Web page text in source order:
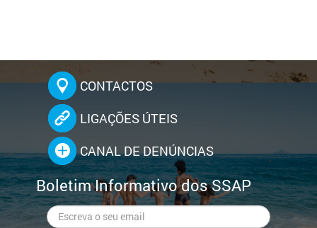
CONTACTOS
LIGAÇÕES ÚTEIS
CANAL DE DENÚNCIAS
Boletim Informativo dos SSAP